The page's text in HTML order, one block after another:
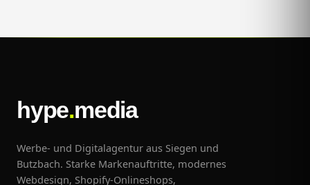
hype.media
Werbe- und Digitalagentur aus Siegen und
Butzbach. Starke Markenauftritte, modernes
Webdesign, Shopify-Onlineshops,